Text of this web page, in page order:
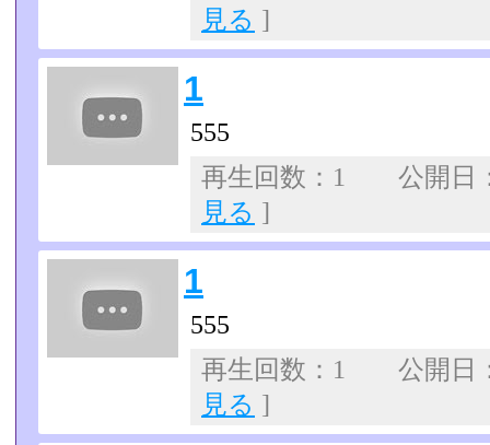
見る ]
1
555
再生回数：1 公開
見る ]
1
555
再生回数：1 公開
見る ]